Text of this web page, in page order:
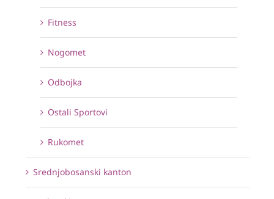
Fitness
Nogomet
Odbojka
Ostali Sportovi
Rukomet
Srednjobosanski kanton